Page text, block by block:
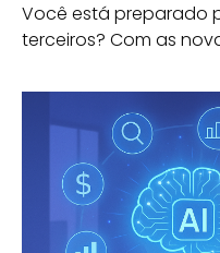
Você está preparado
terceiros? Com as